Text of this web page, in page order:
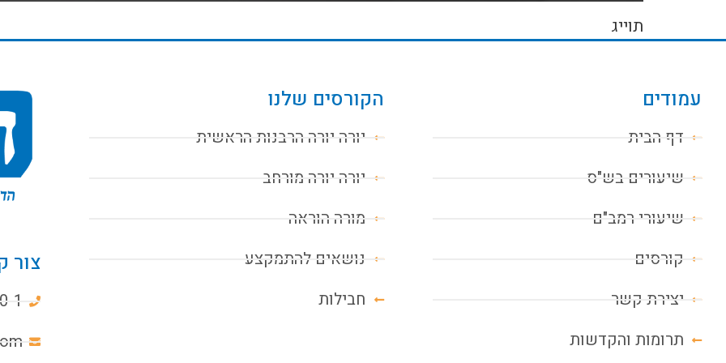
תוייג
עמודים
דף הבית
שיעורים בש"ס
שיעורי רמב"ם
קורסים
יצירת קשר
תרומות והקדשות
הקורסים שלנו
יורה יורה הרבנות הראשית
יורה יורה מורחב
מורה הוראה
נושאים להתמקצע
חבילות
צור
1